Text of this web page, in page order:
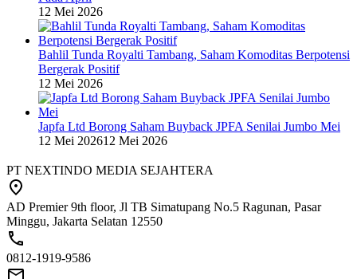
12 Mei 2026
Bahlil Tunda Royalti Tambang, Saham Komoditas Berpotensi
Bergerak Positif
12 Mei 2026
Japfa Ltd Borong Saham Buyback JPFA Senilai Jumbo Mei
12 Mei 202612 Mei 2026
PT NEXTINDO MEDIA SEJAHTERA
AD Premier 9th floor, Jl TB Simatupang No.5 Ragunan, Pasar
Minggu, Jakarta Selatan 12550
0812-1919-9586